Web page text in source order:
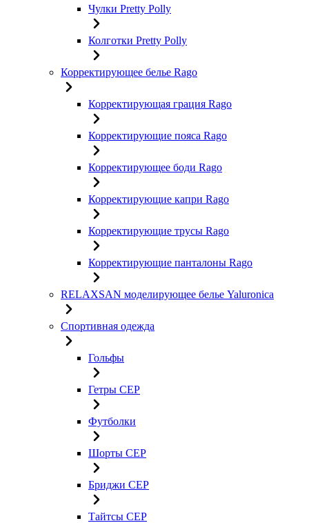
Чулки Pretty Polly
Колготки Pretty Polly
Корректирующее белье Rago
Корректирующая грация Rago
Корректирующие пояса Rago
Корректирующее боди Rago
Корректирующие капри Rago
Корректирующие трусы Rago
Корректирующие панталоны Rago
RELAXSAN моделирующее белье Yaluroniсa
Спортивная одежда
Гольфы
Гетры CEP
Футболки
Шорты CEP
Бриджи CEP
Тайтсы CEP